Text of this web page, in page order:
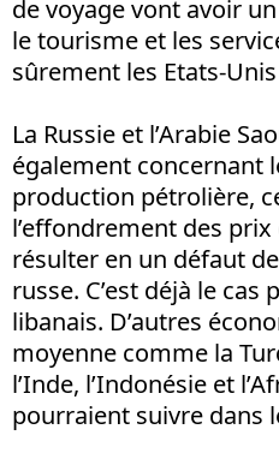
de voyage vont avoir
le tourisme et les
sûrement les Etats-
La Russie et l’Arabie
également concernant
production pétrolière,
l’effondrement des
résulter en un défaut
russe. C’est déjà le
libanais. D’autres
moyenne comme la
l’Inde, l’Indonésie et
pourraient suivre dans